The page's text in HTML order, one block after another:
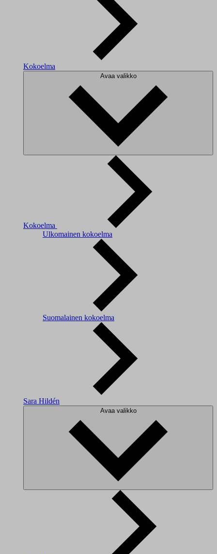
Kokoelma
Avaa valikko
Kokoelma
Ulkomainen kokoelma
Suomalainen kokoelma
Sara Hildén
Avaa valikko